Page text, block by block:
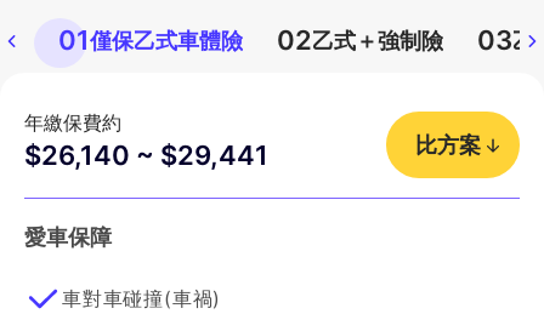
01僅保乙式車體險 02乙式＋強制險 03乙
年繳保費約
$26,140 ~ $29,441 比方案
愛車保障
車對車碰撞(車禍)